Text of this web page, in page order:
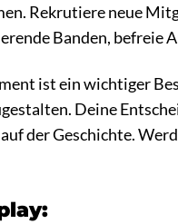
Rekrutiere neue
Banden,
ist ein wichtiger
Deine
der Geschichte.